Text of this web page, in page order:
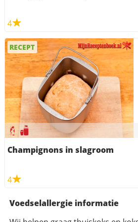
4
RECEPT
Champignons in slagroom
4
Voedselallergie informatie